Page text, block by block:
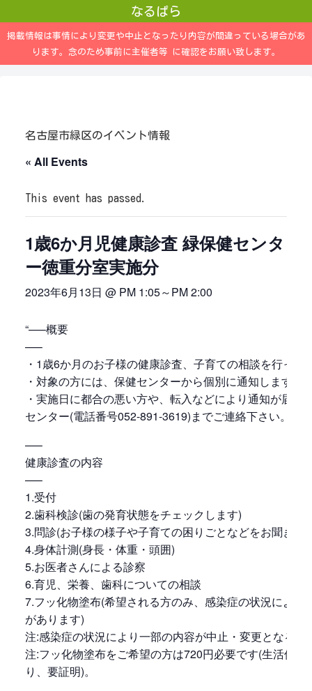
なるぱら
掲載情報は事情により変更や中止となったり内容が間違っている場合があ
ります。念のため事前に主催者等 に確認をお願い致します。
名古屋市緑区のイベント情報
« All Events
This event has passed.
1歳6か月児健康診査 緑保健センタ
ー徳重分室実施分
2023年6月13日 @ PM 1:05～PM 2:00
“—–概要
—–
・1歳6か月のお子様の健康診査、子育ての相談を行って
・対象の方には、保健センターから個別に通知します。
・実施日に都合の悪い方や、転入などにより通知が届か
センター(電話番号052-891-3619)までご連絡下さい。
—–
健康診査の内容
—–
1.受付
2.歯科検診(歯の発育状態をチェックします)
3.問診(お子様の様子や子育ての困りごとなどをお聞きし
4.身体計測(身長・体重・頭囲)
5.お医者さんによる診察
6.育児、栄養、歯科についての相談
7.フッ化物塗布(希望される方のみ、感染症の状況により
があります)
注:感染症の状況により一部の内容が中止・変更となる場
注:フッ化物塗布をご希望の方は720円必要です(生活保護
り、要証明)。